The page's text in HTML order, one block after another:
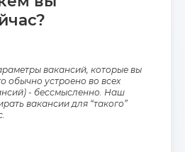
вакансий, которые вы
обычно устроено во всех
- бессмысленно. Наш
вакансии для “такого”